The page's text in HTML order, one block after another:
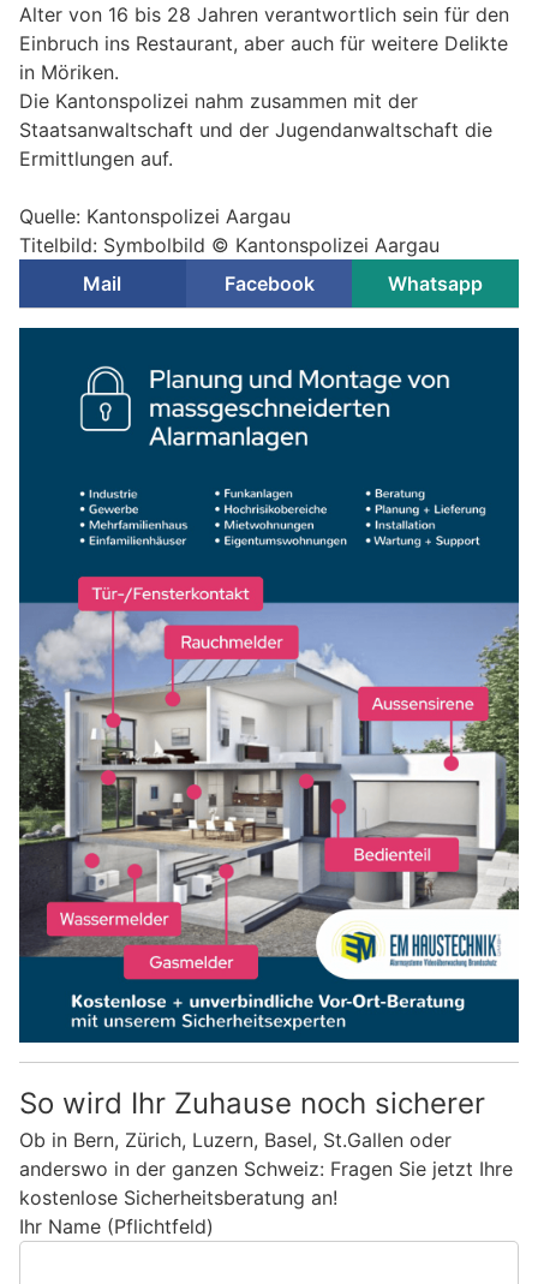
Alter von 16 bis 28 Jahren verantwortlich sein für den
Einbruch ins Restaurant, aber auch für weitere Delikte
in Möriken.
Die Kantonspolizei nahm zusammen mit der
Staatsanwaltschaft und der Jugendanwaltschaft die
Ermittlungen auf.
Quelle: Kantonspolizei Aargau
Titelbild: Symbolbild © Kantonspolizei Aargau
Mail
Facebook Whatsapp
So wird Ihr Zuhause noch sicherer
Ob in Bern, Zürich, Luzern, Basel, St.Gallen oder
anderswo in der ganzen Schweiz: Fragen Sie jetzt Ihre
kostenlose Sicherheitsberatung an!
Ihr Name (Pflichtfeld)